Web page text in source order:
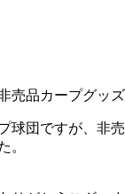
売品カープグッ
球団ですが、非
。